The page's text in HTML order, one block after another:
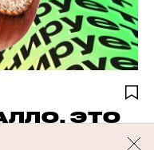
ЭТО